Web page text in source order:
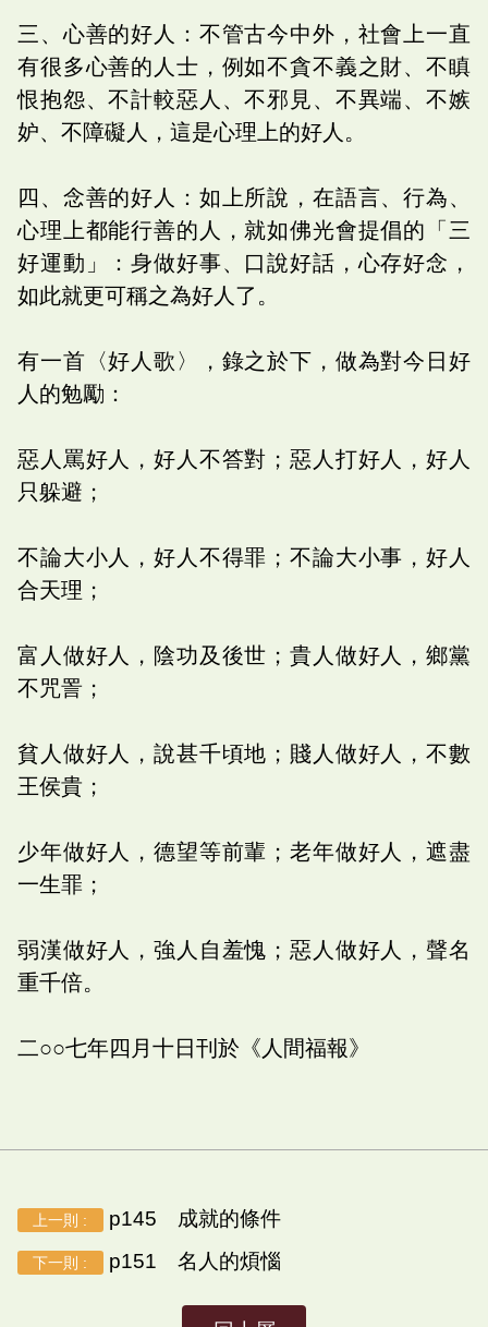
三、心善的好人：不管古今中外，社會上一直
有很多心善的人士，例如不貪不義之財、不瞋
恨抱怨、不計較惡人、不邪見、不異端、不嫉
妒、不障礙人，這是心理上的好人。
四、念善的好人：如上所說，在語言、行為、
心理上都能行善的人，就如佛光會提倡的「三
好運動」：身做好事、口說好話，心存好念，
如此就更可稱之為好人了。
有一首〈好人歌〉，錄之於下，做為對今日好
人的勉勵：
惡人罵好人，好人不答對；惡人打好人，好人
只躲避；
不論大小人，好人不得罪；不論大小事，好人
合天理；
富人做好人，陰功及後世；貴人做好人，鄉黨
不咒詈；
貧人做好人，說甚千頃地；賤人做好人，不數
王侯貴；
少年做好人，德望等前輩；老年做好人，遮盡
一生罪；
弱漢做好人，強人自羞愧；惡人做好人，聲名
重千倍。
二○○七年四月十日刊於《人間福報》
上一則 : p145 成就的條件
下一則 : p151 名人的煩惱